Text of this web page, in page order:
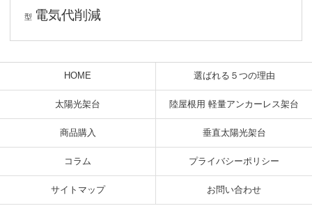
型 電気代削減
HOME 選ばれる５つの理由
太陽光架台 陸屋根用 軽量アンカーレス架台
商品購入 垂直太陽光架台
コラム プライバシーポリシー
サイトマップ お問い合わせ